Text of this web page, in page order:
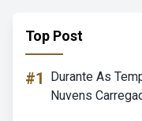
Top Post
#1
Durante As
Nuvens